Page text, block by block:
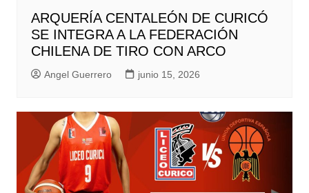
ARQUERÍA CENTALEÓN DE CURICÓ
SE INTEGRA A LA FEDERACIÓN
CHILENA DE TIRO CON ARCO
Angel Guerrero junio 15, 2026